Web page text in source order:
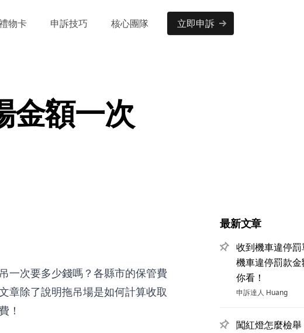
物卡 申訴技巧 核心團隊 立即申訴
金額一次
一次要多少錢嗎？各縣市的保管費
章除了說明拖吊場是如何計算收取
！
最新文章
收到機車違停
機車違停罰款
你看！
申訴達人 Huang
闖紅燈怎麼檢